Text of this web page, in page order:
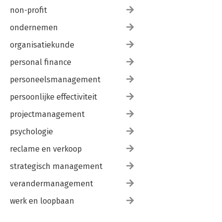
non-profit
ondernemen
organisatiekunde
personal finance
personeelsmanagement
persoonlijke effectiviteit
projectmanagement
psychologie
reclame en verkoop
strategisch management
verandermanagement
werk en loopbaan